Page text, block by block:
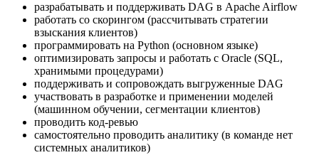
разрабатывать и поддерживать DAG в Apache Airflow
работать со скорингом (рассчитывать стратегии
взыскания клиентов)
программировать на Python (основном языке)
оптимизировать запросы и работать с Oracle (SQL,
хранимыми процедурами)
поддерживать и сопровождать выгруженные DAG
участвовать в разработке и применении моделей
(машинном обучении, сегментации клиентов)
проводить код-ревью
самостоятельно проводить аналитику (в команде нет
системных аналитиков)